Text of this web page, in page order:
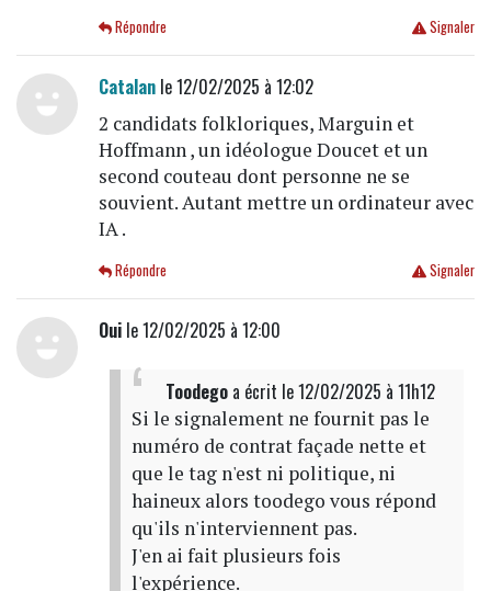
Signaler
Répondre
Catalanle 12/02/2025 à 12:02
2 candidats folkloriques, Marguin et
Hoffmann , un idéologue Doucet et un
second couteau dont personne ne se
souvient. Autant mettre un ordinateur avec
IA .
Signaler
Répondre
Ouile 12/02/2025 à 12:00
Toodegoa écrit le 12/02/2025 à 11h12
Si le signalement ne fournit pas le
numéro de contrat façade nette et
que le tag n'est ni politique, ni
haineux alors toodego vous répond
qu'ils n'interviennent pas.
J'en ai fait plusieurs fois
l'expérience.